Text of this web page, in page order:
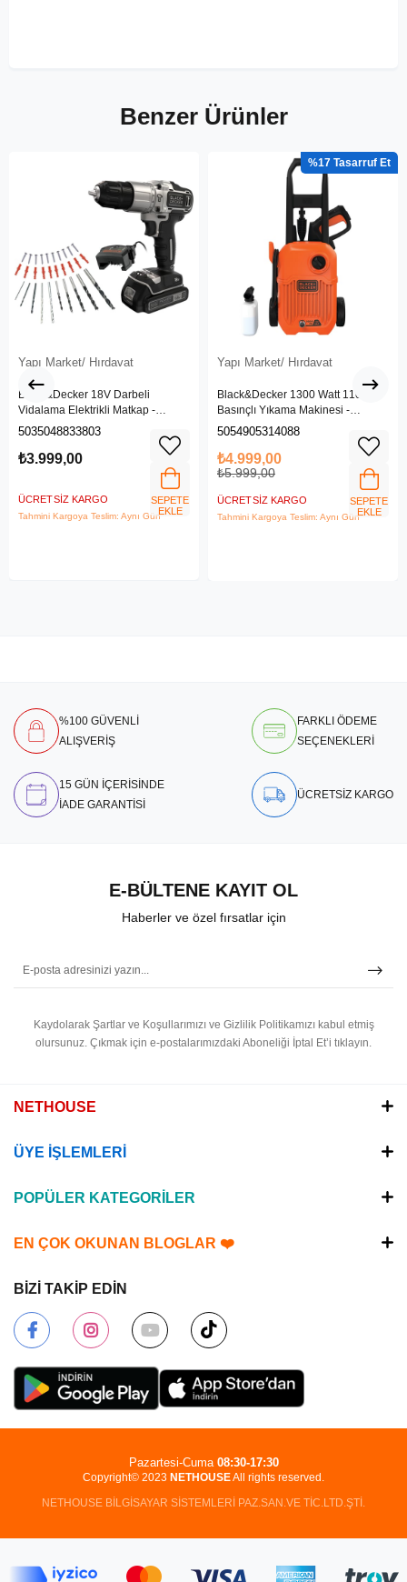
Benzer Ürünler
Yapı Market/ Hırdavat
Black&Decker 18V Darbeli
Vidalama Elektrikli Matkap -
BDCHD18SC1K-QW
5035048833803
₺3.999,00
ÜCRETSIZ KARGO
Tahmini Kargoya Teslim: Aynı Gün
SEPETE
EKLE
Yapı Market/ Hırdavat
Black&Decker 1300 Watt 110 Bar
Basınçlı Yıkama Makinesi -
(BEPW1300L-QS)
5054905314088
₺4.999,00
₺5.999,00
ÜCRETSIZ KARGO
Tahmini Kargoya Teslim: Aynı Gün
%17
SEPETE
EKLE
%100 GÜVENLİ
ALIŞVERİŞ
FARKLI ÖDEME
SEÇENEKLERİ
15 GÜN İÇERİSİNDE
İADE GARANTİSİ
ÜCRETSİZ KARGO
E-BÜLTENE KAYIT OL
Haberler ve özel fırsatlar için
Kaydolarak Şartlar ve Koşullarımızı ve Gizlilik Politikamızı kabul etmiş
olursunuz. Çıkmak için e-postalarımızdaki Aboneliği İptal Et’i tıklayın.
NETHOUSE
ÜYE İŞLEMLERİ
POPÜLER KATEGORİLER
EN ÇOK OKUNAN BLOGLAR ❤️
BİZİ TAKİP EDİN
Copyright© 2023 NETHOUSEAll rights reserved.
NETHOUSE BİLGİSAYAR SİSTEMLERİ PAZ.SAN.VE TİC.LTD.ŞTİ.
Pazartesi-Cuma 08:30-17:30